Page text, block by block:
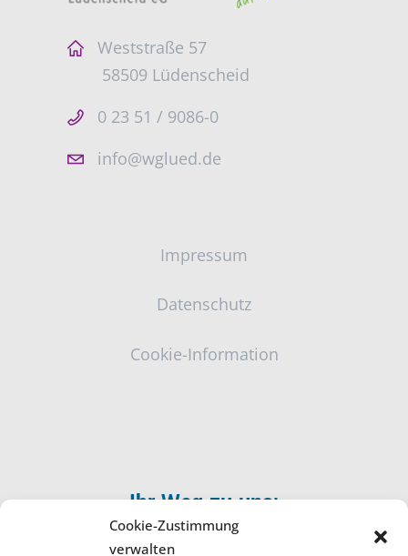
Cookie-Zustimmung
verwalten
Weststraße 57
58509 Lüdenscheid
0 23 51 / 9086-0
info@wglued.de
Impressum
Datenschutz
Cookie-Information
Ihr Weg zu uns: